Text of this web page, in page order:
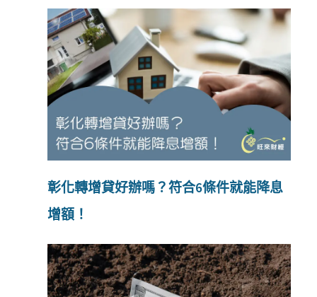
彰化轉增貸好辦嗎？符合6條件就能降息
增額！